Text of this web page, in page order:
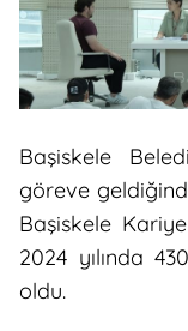
Başiskele
göreve
Başiskele
2024 yılında
oldu.